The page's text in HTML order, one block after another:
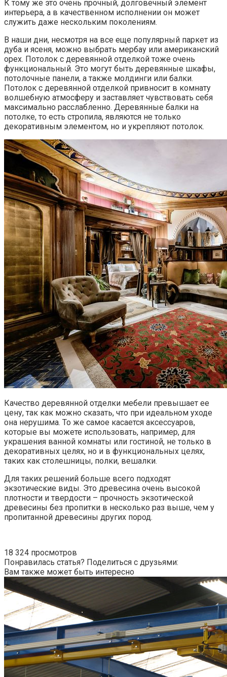
К тому же это очень прочный, долговечный элемент
интерьера, а в качественном исполнении он может
служить даже нескольким поколениям.
В наши дни, несмотря на все еще популярный паркет из
дуба и ясеня, можно выбрать мербау или американский
орех. Потолок с деревянной отделкой тоже очень
функциональный. Это могут быть деревянные шкафы,
потолочные панели, а также молдинги или балки.
Потолок с деревянной отделкой привносит в комнату
волшебную атмосферу и заставляет чувствовать себя
максимально расслабленно. Деревянные балки на
потолке, то есть стропила, являются не только
декоративным элементом, но и укрепляют потолок.
Качество деревянной отделки мебели превышает ее
цену, так как можно сказать, что при идеальном уходе
она нерушима. То же самое касается аксессуаров,
которые вы можете использовать, например, для
украшения ванной комнаты или гостиной, не только в
декоративных целях, но и в функциональных целях,
таких как столешницы, полки, вешалки.
Для таких решений больше всего подходят
экзотические виды. Это древесина очень высокой
плотности и твердости – прочность экзотической
древесины без пропитки в несколько раз выше, чем у
пропитанной древесины других пород.
18 324 просмотров
Понравилась статья? Поделиться с друзьями:
Вам также может быть интересно